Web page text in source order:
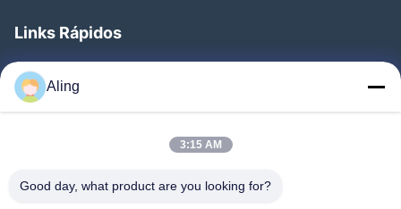
Links Rápidos
Casa
Produtos
Fábrica
Aling
3:15 AM
Good day, what product are you looking for?